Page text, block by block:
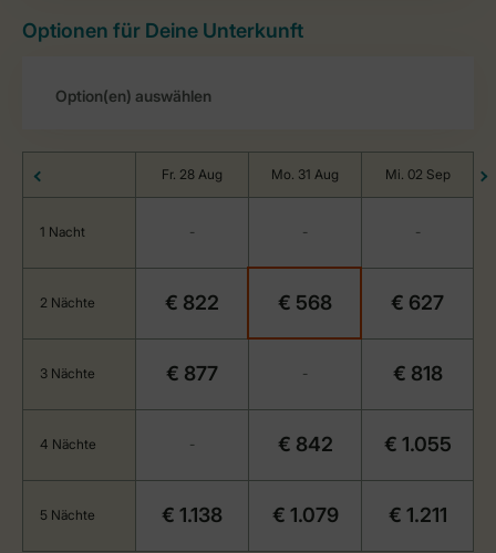
Optionen für Deine Unterkunft
Fr. 28 Aug Mo. 31 Aug Mi. 02 Sep
1 Nacht - - -
2 Nächte € 822 € 568 € 627
3 Nächte € 877 - € 818
4 Nächte - € 842 € 1.055
5 Nächte € 1.138 € 1.079 € 1.211